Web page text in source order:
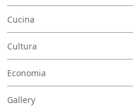
Cucina
Cultura
Economia
Gallery